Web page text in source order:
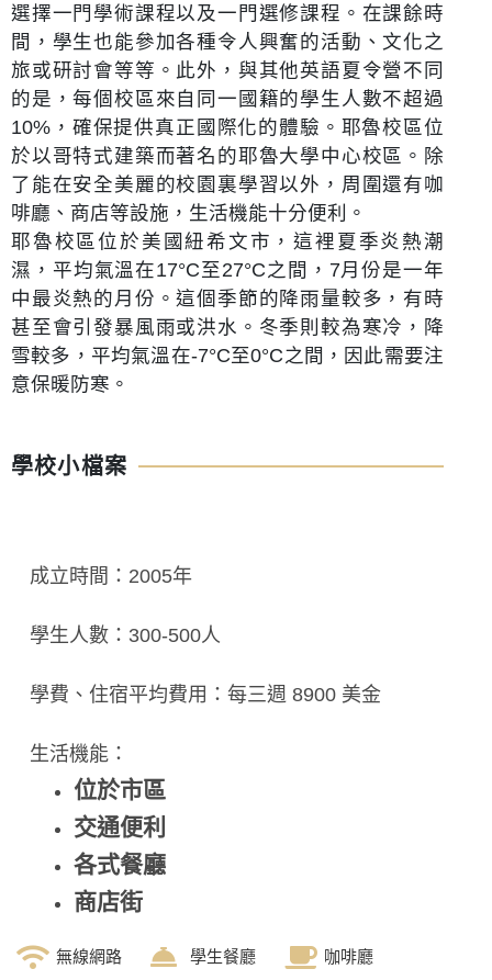
選擇一門學術課程以及一門選修課程。在課餘時
間，學生也能參加各種令人興奮的活動、文化之
旅或研討會等等。此外，與其他英語夏令營不同
的是，每個校區來自同一國籍的學生人數不超過
10%，確保提供真正國際化的體驗。耶魯校區位
於以哥特式建築而著名的耶魯大學中心校區。除
了能在安全美麗的校園裏學習以外，周圍還有咖
啡廳、商店等設施，生活機能十分便利。
耶魯校區位於美國紐希文市，這裡夏季炎熱潮
濕，平均氣溫在17°C至27°C之間，7月份是一年
中最炎熱的月份。這個季節的降雨量較多，有時
甚至會引發暴風雨或洪水。冬季則較為寒冷，降
雪較多，平均氣溫在-7°C至0°C之間，因此需要注
意保暖防寒。
學校小檔案
成立時間：2005年
學生人數：300-500人
學費、住宿平均費用：每三週 8900 美金
生活機能：
位於市區
交通便利
各式餐廳
商店街
無線網路 學生餐廳
咖啡廳